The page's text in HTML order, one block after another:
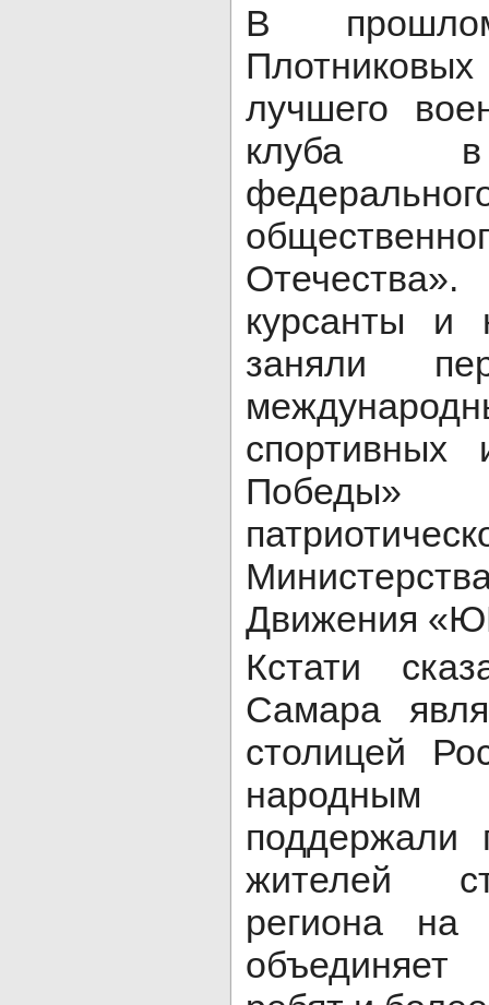
В
лучшего
клуба в
курсанты и
заняли
спортивных
Движения
Кстати
Самара
столицей
поддержали
жителей
региона на